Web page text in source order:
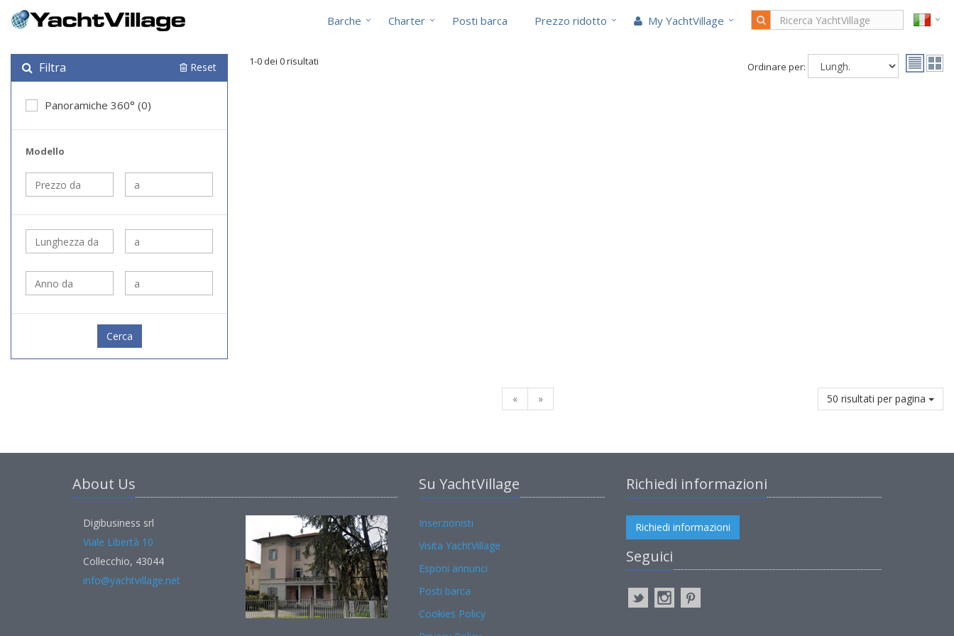
Barche Charter Posti barca Prezzo ridotto My YachtVillage
Filtra Reset
Panoramiche 360° (0)
Modello
Cerca
1-0 dei 0 risultati Ordinare per:
« » 50 risultati per pagina
About Us
Digibusiness srl
Viale Libertà 10
Collecchio, 43044
info@yachtvillage.net
Su YachtVillage
Inserzionisti
Visita YachtVillage
Esponi annunci
Posti barca
Cookies Policy
Richiedi informazioni
Richiedi informazioni
Seguici